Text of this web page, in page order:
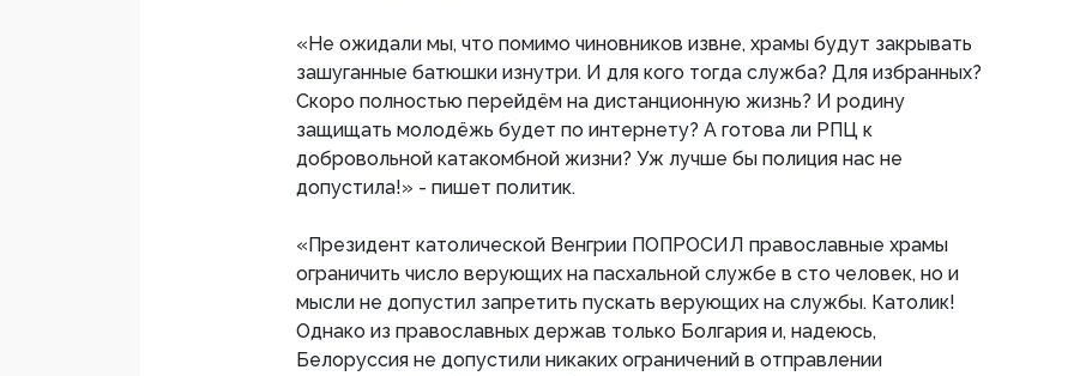
«Не ожидали мы, что помимо чиновников извне, храмы будут закрывать
зашуганные батюшки изнутри. И для кого тогда служба? Для избранных?
Скоро полностью перейдём на дистанционную жизнь? И родину
защищать молодёжь будет по интернету? А готова ли РПЦ к
добровольной катакомбной жизни? Уж лучше бы полиция нас не
допустила!» - пишет политик.
«Президент католической Венгрии ПОПРОСИЛ православные храмы
ограничить число верующих на пасхальной службе в сто человек, но и
мысли не допустил запретить пускать верующих на службы. Католик!
Однако из православных держав только Болгария и, надеюсь,
Белоруссия не допустили никаких ограничений в отправлении